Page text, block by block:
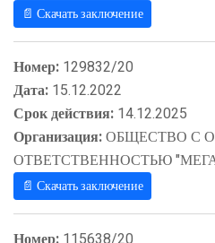
📄 Скачать заключение
Номер: 129832/20
Дата: 15.12.2022
Срок действия: 14.12.2025
Организация:ОБЩЕСТВО С
ОТВЕТСТВЕННОСТЬЮ
📄 Скачать заключение